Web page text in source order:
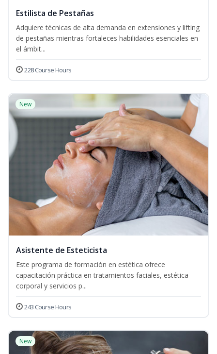
Estilista de Pestañas
Adquiere técnicas de alta demanda en extensiones y lifting
de pestañas mientras fortaleces habilidades esenciales en
el ámbit...
228 Course Hours
New
Asistente de Esteticista
Este programa de formación en estética ofrece
capacitación práctica en tratamientos faciales, estética
corporal y servicios p...
243 Course Hours
New